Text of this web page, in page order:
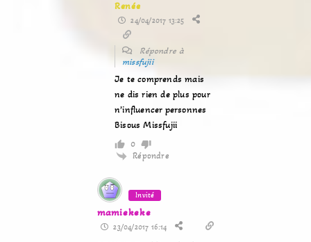
Renée
24/04/2017 13:25
Répondre à
missfujii
Je te comprends mais
ne dis rien de plus pour
n’influencer personnes
Bisous Missfujii
0
Répondre
Invité
mamiekeke
23/04/2017 16:14